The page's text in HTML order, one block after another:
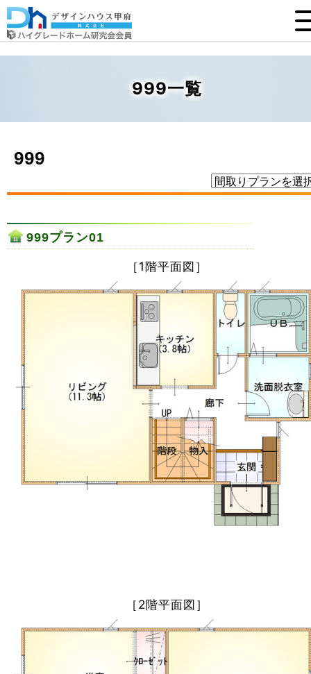
999一覧
999
999プラン01
［1階平面図］
［2階平面図］